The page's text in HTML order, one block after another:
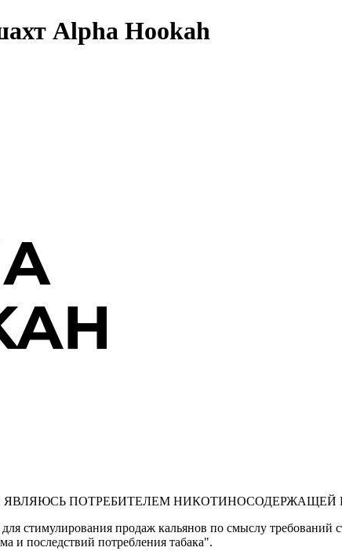
Alpha Hookah
ЯВЛЯЮСЬ ПОТРЕБИТЕЛЕМ НИКОТИНОСОДЕРЖАЩЕЙ
стимулирования продаж кальянов по смыслу требований
и последствий потребления табака".